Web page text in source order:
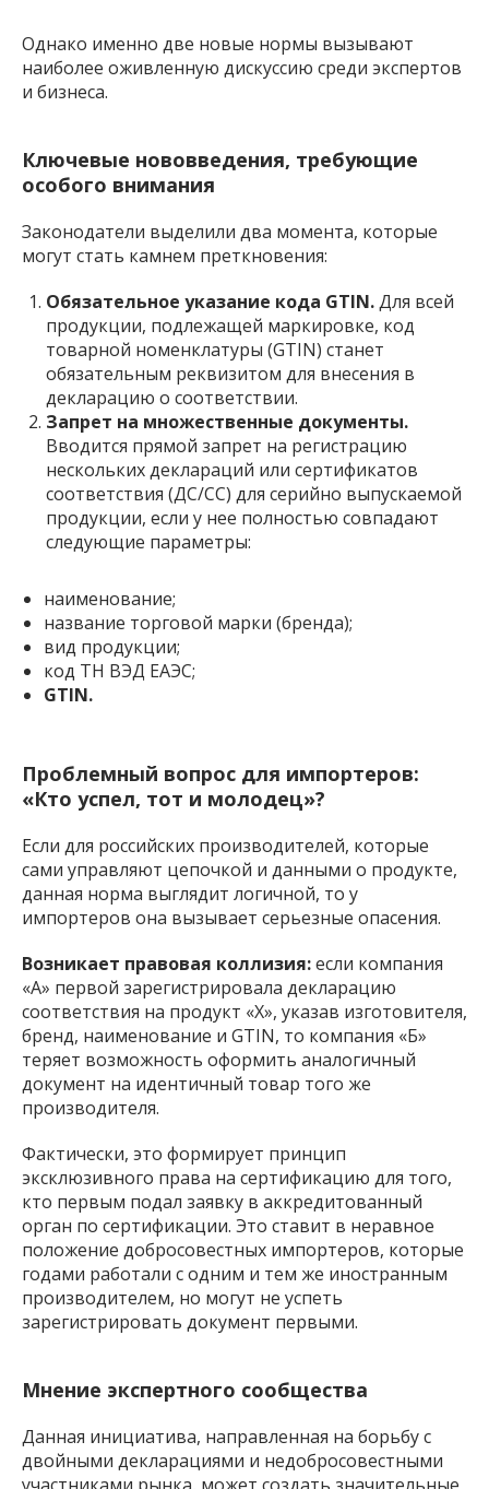
Однако именно две новые нормы вызывают
наиболее оживленную дискуссию среди экспертов
и бизнеса.
Ключевые нововведения, требующие
особого внимания
Законодатели выделили два момента, которые
могут стать камнем преткновения:
Обязательное указание кода GTIN.Для всей
продукции, подлежащей маркировке, код
товарной номенклатуры (GTIN) станет
обязательным реквизитом для внесения в
декларацию о соответствии.
Запрет на множественные документы.
Вводится прямой запрет на регистрацию
нескольких деклараций или сертификатов
соответствия (ДС/СС) для серийно выпускаемой
продукции, если у нее полностью совпадают
следующие параметры:
наименование;
название торговой марки (бренда);
вид продукции;
код ТН ВЭД ЕАЭС;
GTIN.
Проблемный вопрос для импортеров:
«Кто успел, тот и молодец»?
Если для российских производителей, которые
сами управляют цепочкой и данными о продукте,
данная норма выглядит логичной, то у
импортеров она вызывает серьезные опасения.
Возникает правовая коллизия:если компания
«А» первой зарегистрировала декларацию
соответствия на продукт «Х», указав изготовителя,
бренд, наименование и GTIN, то компания «Б»
теряет возможность оформить аналогичный
документ на идентичный товар того же
производителя.
Фактически, это формирует принцип
эксклюзивного права на сертификацию для того,
кто первым подал заявку в аккредитованный
орган по сертификации. Это ставит в неравное
положение добросовестных импортеров, которые
годами работали с одним и тем же иностранным
производителем, но могут не успеть
зарегистрировать документ первыми.
Мнение экспертного сообщества
Данная инициатива, направленная на борьбу с
двойными декларациями и недобросовестными